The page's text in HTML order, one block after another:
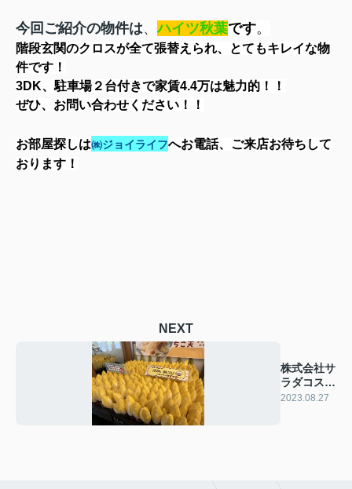
今回ご紹介の物件は、ハイツ秋葉です。
階段玄関のクロスが全て張替えられ、とてもキレイな物
件です！
3DK、駐車場２台付きで家賃4.4万は魅力的！！
ぜひ、お問い合わせください！！
お部屋探しは㈱ジョイライフへお電話、ご来店お待ちして
おります！
NEXT
株式会社サ
ラダコスモ
様 ご紹介
2023.08.27